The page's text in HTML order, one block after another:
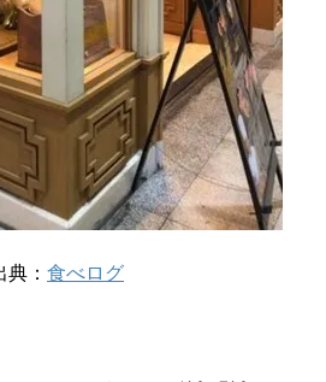
典： 食べログ